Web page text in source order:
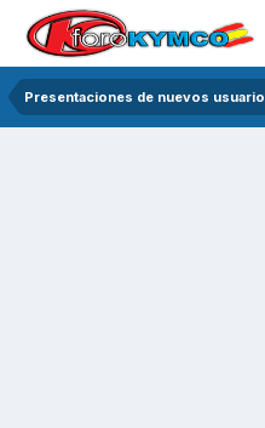
Presentaciones de nuevos